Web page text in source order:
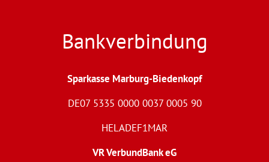
Bankverbindung
Sparkasse Marburg-Biedenkopf
DE07 5335 0000 0037 0005 90
HELADEF1MAR
VR VerbundBank eG